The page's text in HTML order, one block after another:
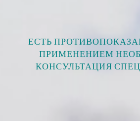
ЕСТЬ
ПРИМЕНЕНИЕМ
КОНСУЛЬТАЦИЯ